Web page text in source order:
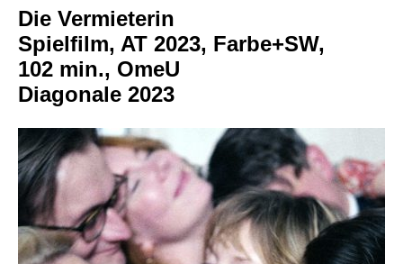
Die Vermieterin
Spielfilm, AT 2023, Farbe+SW,
102 min., OmeU
Diagonale 2023